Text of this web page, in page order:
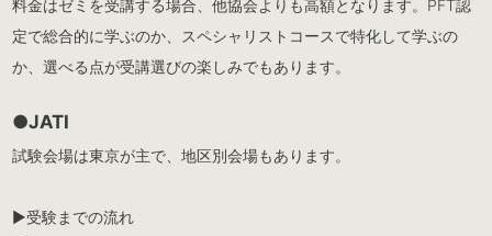
料金はゼミを受講する場合、他協会よりも高額となります。PFT認
定で総合的に学ぶのか、スペシャリストコースで特化して学ぶの
か、選べる点が受講選びの楽しみでもあります。
●JATI
試験会場は東京が主で、地区別会場もあります。
▶︎受験までの流れ